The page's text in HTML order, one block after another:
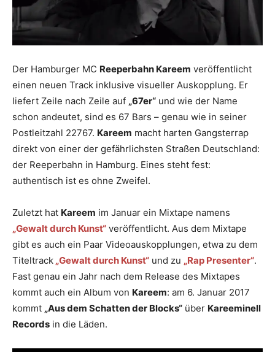
Der Hamburger MC Reeperbahn Kareem veröffentlicht
einen neuen Track inklusive visueller Auskopplung. Er
liefert Zeile nach Zeile auf „67er“ und wie der Name
schon andeutet, sind es 67 Bars – genau wie in seiner
Postleitzahl 22767. Kareem macht harten Gangsterrap
direkt von einer der gefährlichsten Straßen Deutschland:
der Reeperbahn in Hamburg. Eines steht fest:
authentisch ist es ohne Zweifel.
Zuletzt hat Kareem im Januar ein Mixtape namens
„Gewalt durch Kunst“ veröffentlicht. Aus dem Mixtape
gibt es auch ein Paar Videoauskopplungen, etwa zu dem
Titeltrack „Gewalt durch Kunst“ und zu „Rap Presenter“.
Fast genau ein Jahr nach dem Release des Mixtapes
kommt auch ein Album von Kareem: am 6. Januar 2017
kommt „Aus dem Schatten der Blocks“ über Kareeminell
Records in die Läden.